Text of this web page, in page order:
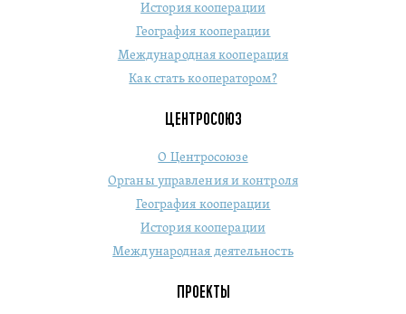
История кооперации
География кооперации
Международная кооперация
Как стать кооператором?
ЦЕНТРОСОЮЗ
О Центросоюзе
Органы управления и контроля
География кооперации
История кооперации
Международная деятельность
ПРОЕКТЫ